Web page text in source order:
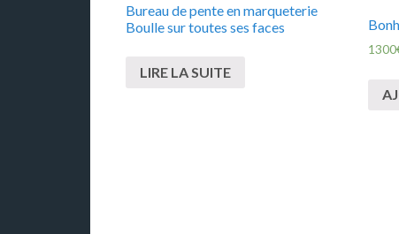
Bureau de pente en marqueterie
Boulle sur toutes ses faces
LIRE LA SUITE
1300